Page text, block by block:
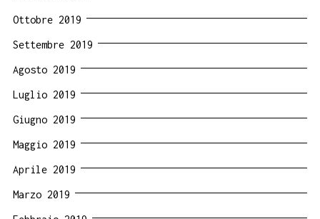
Ottobre 2019
Settembre 2019
Agosto 2019
Luglio 2019
Giugno 2019
Maggio 2019
Aprile 2019
Marzo 2019